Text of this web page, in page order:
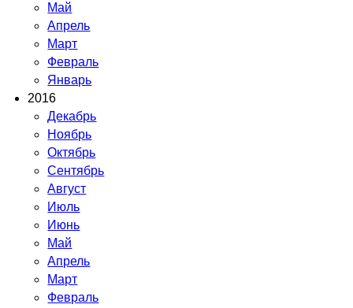
Май
Апрель
Март
Февраль
Январь
2016
Декабрь
Ноябрь
Октябрь
Сентябрь
Август
Июль
Июнь
Май
Апрель
Март
Февраль